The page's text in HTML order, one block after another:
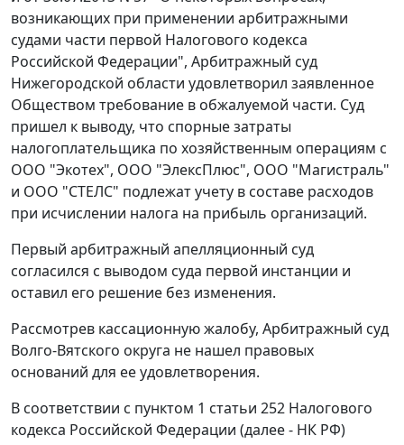
возникающих при применении арбитражными
судами части первой Налогового кодекса
Российской Федерации", Арбитражный суд
Нижегородской области удовлетворил заявленное
Обществом требование в обжалуемой части. Суд
пришел к выводу, что спорные затраты
налогоплательщика по хозяйственным операциям с
ООО "Экотех", ООО "ЭлексПлюс", ООО "Магистраль"
и ООО "СТЕЛС" подлежат учету в составе расходов
при исчислении налога на прибыль организаций.
Первый арбитражный апелляционный суд
согласился с выводом суда первой инстанции и
оставил его решение без изменения.
Рассмотрев кассационную жалобу, Арбитражный суд
Волго-Вятского округа не нашел правовых
оснований для ее удовлетворения.
В соответствии с пунктом 1 статьи 252 Налогового
кодекса Российской Федерации (далее - НК РФ)